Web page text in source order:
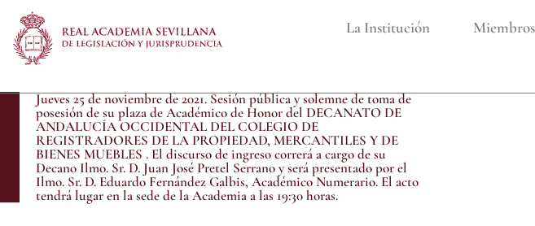
La Institución Miembros
Jueves 25 de noviembre de 2021. Sesión pública y solemne de toma de
posesión de su plaza de Académico de Honor del DECANATO DE
ANDALUCÍA OCCIDENTAL DEL COLEGIO DE
REGISTRADORES DE LA PROPIEDAD, MERCANTILES Y DE
BIENES MUEBLES . El discurso de ingreso correrá a cargo de su
Decano Ilmo. Sr. D. Juan José Pretel Serrano y será presentado por el
Ilmo. Sr. D. Eduardo Fernández Galbis, Académico Numerario. El acto
tendrá lugar en la sede de la Academia a las 19:30 horas.